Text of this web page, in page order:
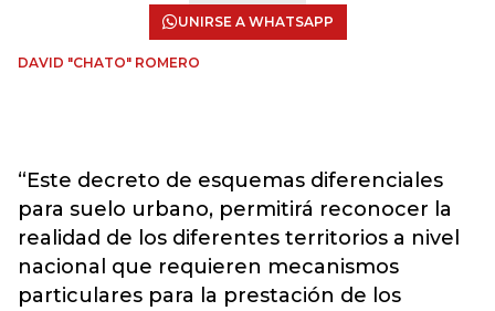
UNIRSE A WHATSAPP
DAVID "CHATO" ROMERO
“Este decreto de esquemas diferenciales
para suelo urbano, permitirá reconocer la
realidad de los diferentes territorios a nivel
nacional que requieren mecanismos
particulares para la prestación de los